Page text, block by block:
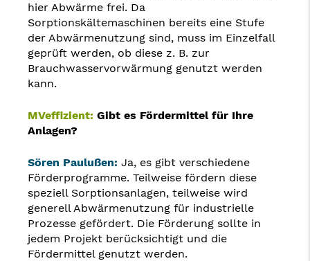
hier Abwärme frei. Da
Sorptionskältemaschinen bereits eine Stufe
der Abwärmenutzung sind, muss im Einzelfall
geprüft werden, ob diese z. B. zur
Brauchwasservorwärmung genutzt werden
kann.
MVeffizient: Gibt es Fördermittel für Ihre
Anlagen?
Sören Paulußen: Ja, es gibt verschiedene
Förderprogramme. Teilweise fördern diese
speziell Sorptionsanlagen, teilweise wird
generell Abwärmenutzung für industrielle
Prozesse gefördert. Die Förderung sollte in
jedem Projekt berücksichtigt und die
Fördermittel genutzt werden.